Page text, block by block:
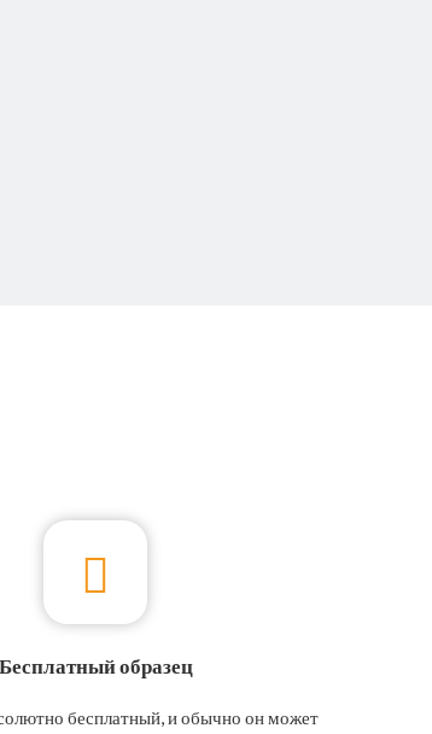
Бесплатный образец
бесплатный, и обычно он может